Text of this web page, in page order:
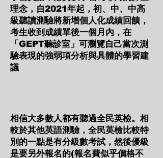
理念，自2021年起，初、中、中高
級聽讀測驗將新增個人化成績回饋，
考生收到成績單後一個月內，在
「GEPT聽診室」可瀏覽自己當次測
驗表現的強弱項分析與具體的學習建
議
相信大多數人都有聽過全民英檢。相
較於其他英語測驗，全民英檢比較特
別的一點是有分級數考試，然後優級
是要另外報名的(報名費似乎價格不